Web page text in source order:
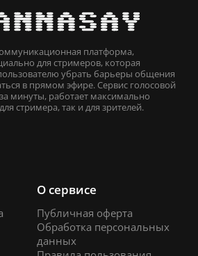
платформа,
для стримеров, которая
убрать барьеры общения
в прямом эфире. Сервис голосовой
минуты, работает максимально
стримера, так и для зрителей.
О сервисе
Публичная оферта
Обработка персональных
данных